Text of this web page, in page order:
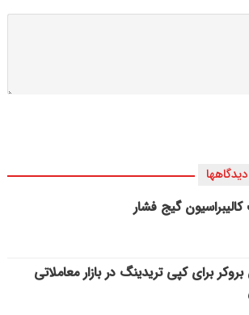
دیدگاهها
گیج فشار
برای کپی‌ تریدینگ در بازار معاملاتی